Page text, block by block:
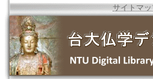
サイトマ